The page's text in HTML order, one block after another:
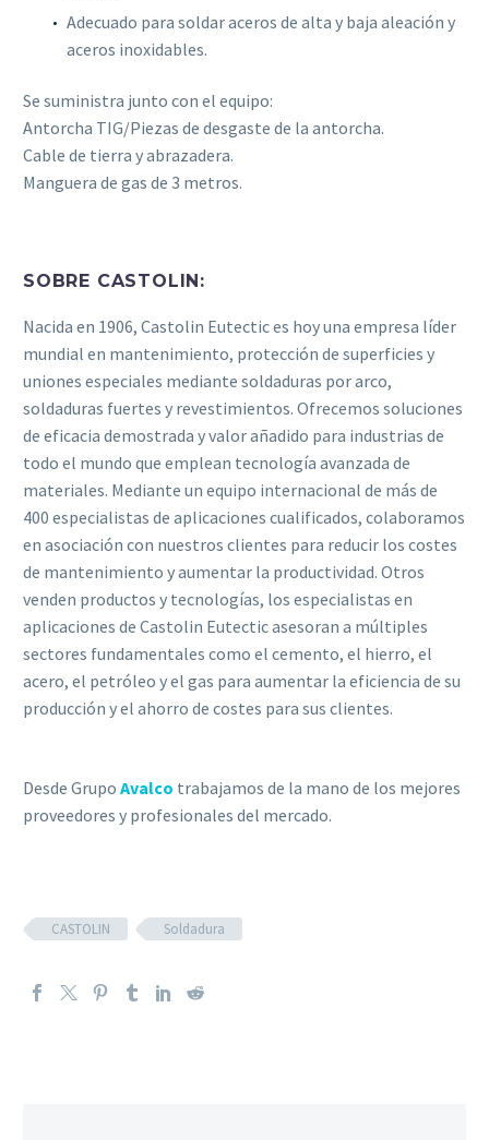
Adecuado para soldar aceros de alta y baja aleación y
aceros inoxidables.
Se suministra junto con el equipo:
Antorcha TIG/Piezas de desgaste de la antorcha.
Cable de tierra y abrazadera.
Manguera de gas de 3 metros.
SOBRE CASTOLIN:
Nacida en 1906, Castolin Eutectic es hoy una empresa líder
mundial en mantenimiento, protección de superficies y
uniones especiales mediante soldaduras por arco,
soldaduras fuertes y revestimientos. Ofrecemos soluciones
de eficacia demostrada y valor añadido para industrias de
todo el mundo que emplean tecnología avanzada de
materiales. Mediante un equipo internacional de más de
400 especialistas de aplicaciones cualificados, colaboramos
en asociación con nuestros clientes para reducir los costes
de mantenimiento y aumentar la productividad. Otros
venden productos y tecnologías, los especialistas en
aplicaciones de Castolin Eutectic asesoran a múltiples
sectores fundamentales como el cemento, el hierro, el
acero, el petróleo y el gas para aumentar la eficiencia de su
producción y el ahorro de costes para sus clientes.
Desde Grupo Avalco trabajamos de la mano de los mejores
proveedores y profesionales del mercado.
CASTOLIN Soldadura